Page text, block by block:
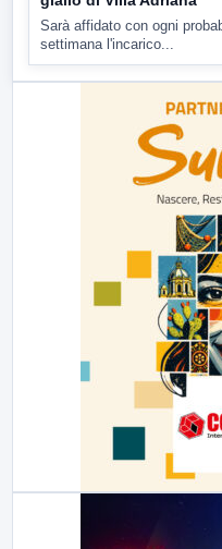
Sarà affidato con ogni
settimana l'incarico...